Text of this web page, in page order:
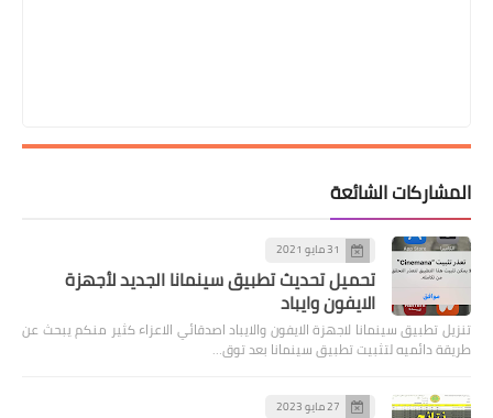
المشاركات الشائعة
31 مايو 2021
تحميل تحديث تطبيق سينمانا الجديد لأجهزة
الايفون وايباد
تنزيل تطبيق سينمانا لاجهزة الايفون والايباد اصدقائي الاعزاء كثير منكم يبحث عن
طريقة دائميه لتثبيت تطبيق سينمانا بعد توق…
27 مايو 2023